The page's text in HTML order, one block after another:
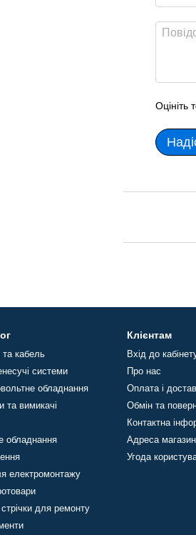
Оцініть
та кабель
системи
обладнання
та вимикачі
обладнання
електромонтажу
стрічки для ремонту
Клієнтам
Вхід до
Про нас
Оплата і
Обмін та
Контактна
Адреса
Угода